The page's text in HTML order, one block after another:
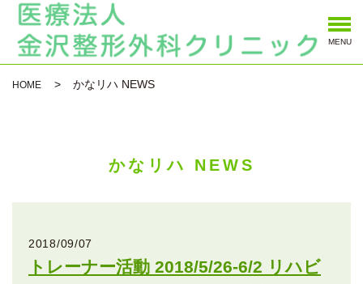
MENU
HOME かなリハ NEWS
かなリハ NEWS
2018/09/07
トレーナー活動 2018/5/26-6/2 リハビ